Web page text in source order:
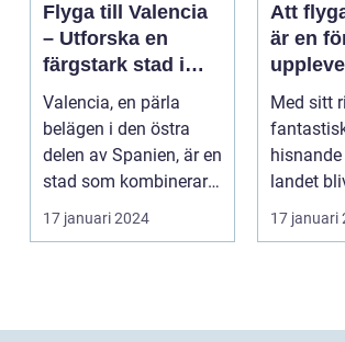
Flyga till Valencia
– Utforska en
färgstark stad i
Spanien
Valencia, en pärla
belägen i den östra
delen av Spanien, är en
stad som kombinerar
kustens skönhet m...
17 januari 2024
Att
är en
lockar
från
Med sitt
landet
17 januari